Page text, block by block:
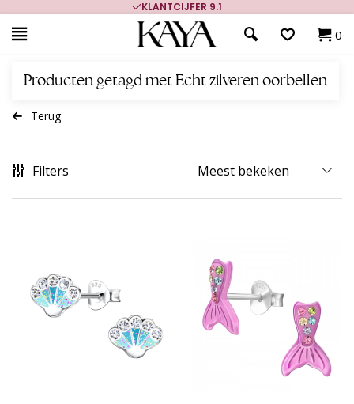
KLANTCIJFER 9.1
0
Producten getagd met Echt zilveren oorbellen
Terug
Filters